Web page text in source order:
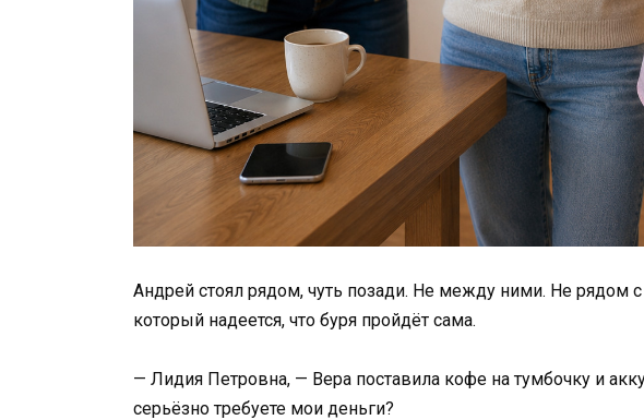
Андрей стоял рядом, чуть позади. Не между ними. Не рядом
который надеется, что буря пройдёт сама.
— Лидия Петровна, — Вера поставила кофе на тумбочку и
серьёзно требуете мои деньги?